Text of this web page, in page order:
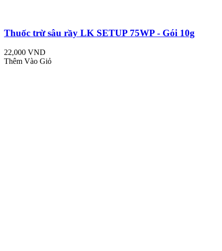
Thuốc trừ sâu rầy LK SETUP 75WP - Gói 10g
22,000 VND
Thêm Vào Giỏ